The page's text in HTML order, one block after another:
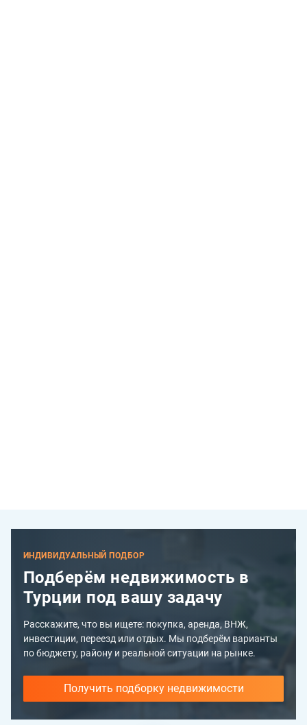
ИНДИВИДУАЛЬНЫЙ ПОДБОР
Подберём недвижимость в
Турции под вашу задачу
Расскажите, что вы ищете: покупка, аренда, ВНЖ,
инвестиции, переезд или отдых. Мы подберём варианты
по бюджету, району и реальной ситуации на рынке.
Получить подборку недвижимости